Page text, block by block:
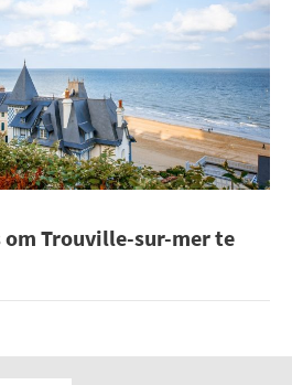
om Trouville-sur-mer te